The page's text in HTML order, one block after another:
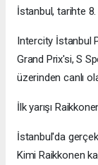
İstanbul, tarihte 8.
Intercity İstanbul
Grand Prix'si, S
üzerinden canlı
İlk yarışı
İstanbul'da
Kimi Raikkonen